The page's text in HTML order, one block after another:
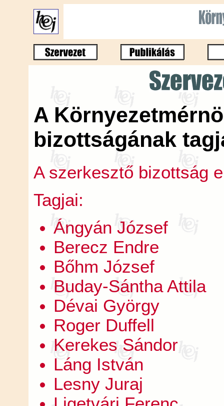
A
bizottságának
A szerkesztő bizottság
Tagjai:
Ángyán József
Berecz Endre
Bőhm József
Buday-Sántha Attila
Dévai György
Roger Duffell
Kerekes Sándor
Láng István
Lesny Juraj